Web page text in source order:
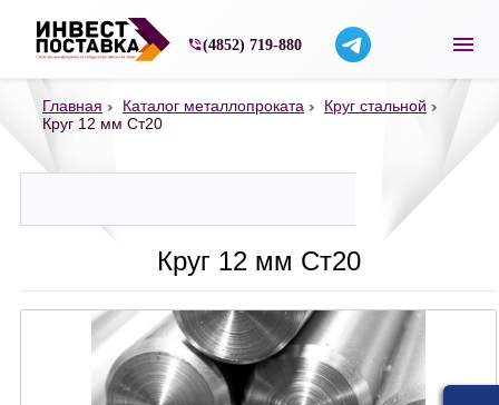
Строительные материалы со склада в
(4852) 719-880
Главная Каталог металлопроката
Круг стальной
Круг 12 мм Ст20
Круг 12 мм Ст20